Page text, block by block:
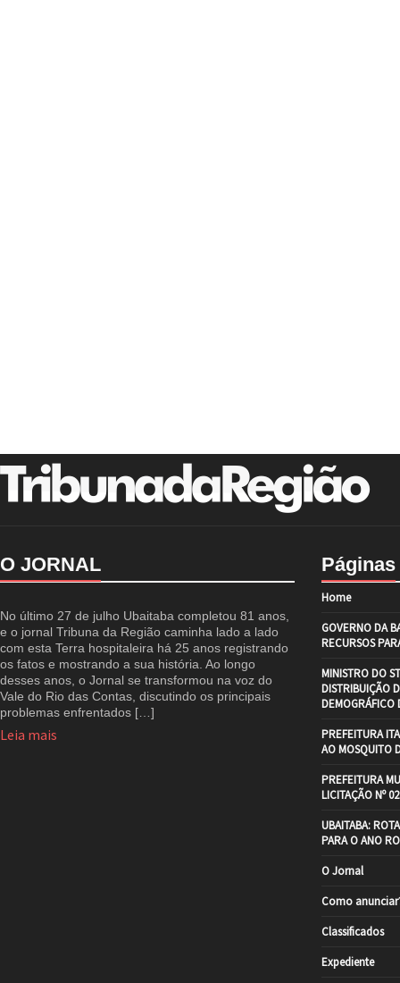
O JORNAL
No último 27 de julho Ubaitaba completou 81 anos,
e o jornal Tribuna da Região caminha lado a lado
com esta Terra hospitaleira há 25 anos registrando
os fatos e mostrando a sua história. Ao longo
desses anos, o Jornal se transformou na voz do
Vale do Rio das Contas, discutindo os principais
problemas enfrentados […]
Leia mais
Páginas
Home
GOVERNO DA
RECURSOS
MINISTRO DO
DISTRIBUIÇÃO
DEMOGRÁFICO
PREFEITURA
AO MOSQUITO
PREFEITURA
LICITAÇÃO Nº
UBAITABA:
PARA O ANO
O Jornal
Como
Classificados
Expediente